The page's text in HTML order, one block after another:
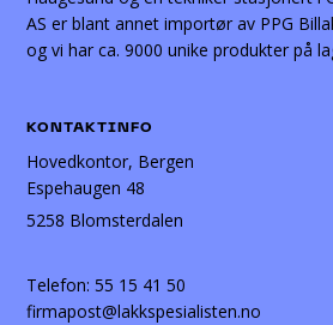
AS er blant annet importør av PPG
og vi har ca. 9000 unike produkter på
KONTAKTINFO
Hovedkontor, Bergen
Espehaugen 48
5258 Blomsterdalen
Telefon:55 15 41 50
firmapost@lakkspesialisten.no